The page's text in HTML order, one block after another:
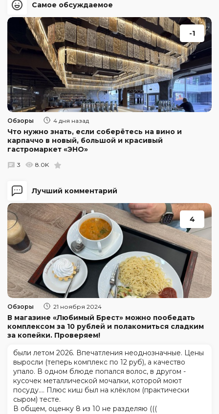
Лучший комментарий
4
Обзоры 21 ноября 2024
В магазине «Любимый Брест» можно пообедать
комплексом за 10 рублей и полакомиться сладким
за копейки. Проверяем!
были летом 2026. Впечатления неоднозначные. Цены
выросли (теперь комплекс по 12 руб), а качество
упало. В одном блюде попался волос, в другом -
кусочек металлической мочалки, которой моют
посуду.... Плюс киш был на клёклом (практически
сыром) тесте.
В общем, оценку 8 из 10 не разделяю (((
Самое обсуждаемое
-1
Обзоры 4 дня назад
Что нужно знать, если соберётесь на вино и
карпаччо в новый, большой и красивый
гастромаркет «ЭНО»
3 8.0K